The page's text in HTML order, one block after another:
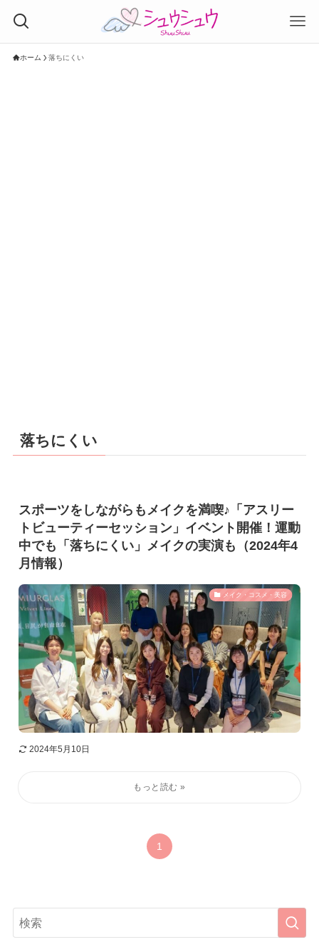
ホーム 落ちにくい
落ちにくい
スポーツをしながらもメイクを満喫♪「アスリー
トビューティーセッション」イベント開催！運動
中でも「落ちにくい」メイクの実演も（2024年4
月情報）
メイク・コスメ・美容
2024年5月10日
1